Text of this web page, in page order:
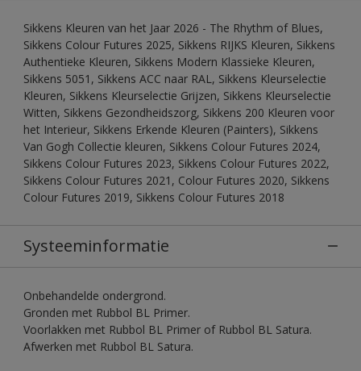
Sikkens Kleuren van het Jaar 2026 - The Rhythm of Blues,
Sikkens Colour Futures 2025, Sikkens RIJKS Kleuren, Sikkens
Authentieke Kleuren, Sikkens Modern Klassieke Kleuren,
Sikkens 5051, Sikkens ACC naar RAL, Sikkens Kleurselectie
Kleuren, Sikkens Kleurselectie Grijzen, Sikkens Kleurselectie
Witten, Sikkens Gezondheidszorg, Sikkens 200 Kleuren voor
het Interieur, Sikkens Erkende Kleuren (Painters), Sikkens
Van Gogh Collectie kleuren, Sikkens Colour Futures 2024,
Sikkens Colour Futures 2023, Sikkens Colour Futures 2022,
Sikkens Colour Futures 2021, Colour Futures 2020, Sikkens
Colour Futures 2019, Sikkens Colour Futures 2018
Systeeminformatie
Onbehandelde ondergrond.
Gronden met Rubbol BL Primer.
Voorlakken met Rubbol BL Primer of Rubbol BL Satura.
Afwerken met Rubbol BL Satura.